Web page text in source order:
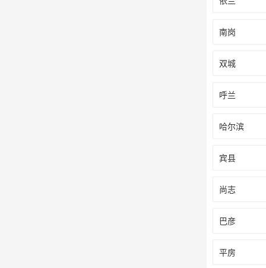
南岗
双城
呼兰
哈尔滨
宾县
尚志
巴彦
平房